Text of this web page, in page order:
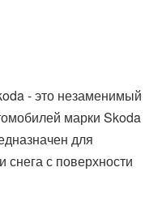
- это незаменимый
марки Skoda
для
снега с поверхности